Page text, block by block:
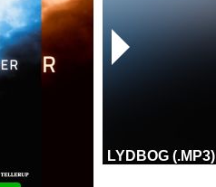
LYDBOG (.MP3)